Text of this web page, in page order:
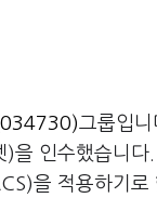
그룹입
)을 인수했습니
을 적용하기로